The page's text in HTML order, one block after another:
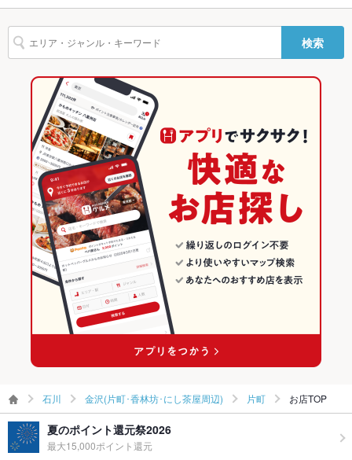
その他設備 －
その他
飲み放題 なし
食べ放題 なし
焼酎充実、日本酒充実、ワイン充実
お子様連れ
お子様連れOK ：個室のみお子様連れでもご利用いただけま
す。
ウェディン
グパーティ
ー二次会
－
－
野町駅 × 和食
野町駅 × 寿司
石川
石川 × 和食
石川 × 寿司
石川のグルメランキング
石川の和食ランキング
石川の寿司ランキング
金沢(片町･香林坊･にし茶屋周辺)のグルメランキング
金沢(片町･香林坊･にし茶屋周辺)の和食ランキング
金沢(片町･香林坊･にし茶屋周辺)の寿司ランキング
片町のグルメランキング
片町の和食ランキング
片町の寿司ランキング
検索
石川 金沢(片町･香林坊･にし茶屋周辺) 片町 お店TOP
夏のポイント還元祭2026
最大15,000ポイント還元